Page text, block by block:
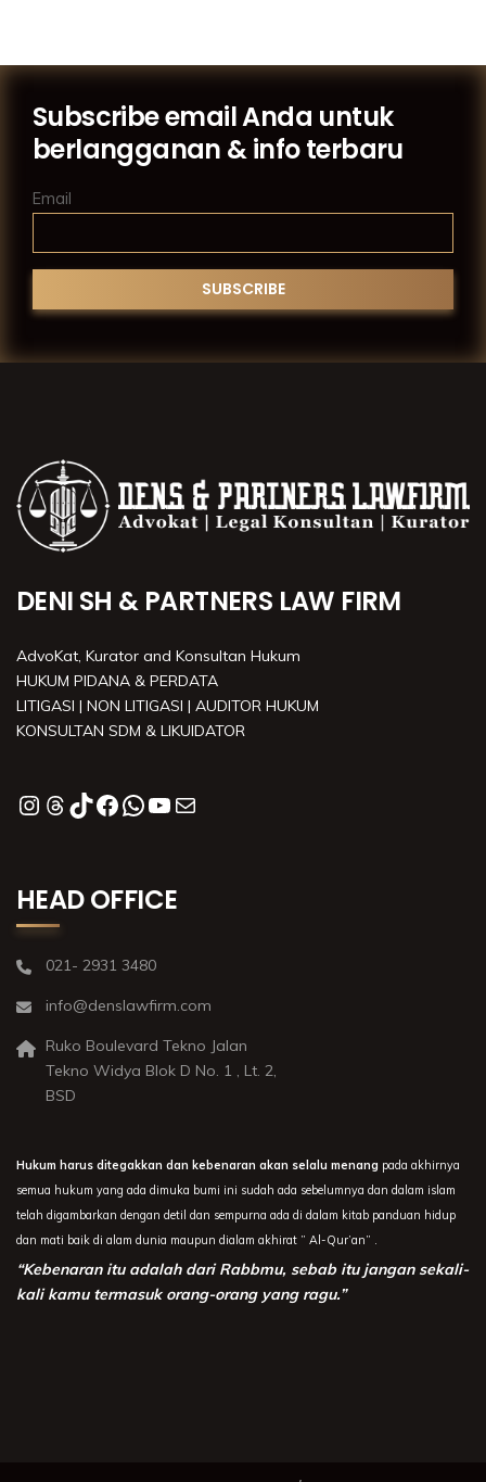
Subscribe email Anda untuk
berlangganan & info terbaru
Email
DENI SH & PARTNERS LAW FIRM
AdvoKat, Kurator and Konsultan Hukum
HUKUM PIDANA & PERDATA
LITIGASI | NON LITIGASI | AUDITOR HUKUM
KONSULTAN SDM & LIKUIDATOR
HEAD OFFICE
021- 2931 3480
info@denslawfirm.com
Ruko Boulevard Tekno Jalan
Tekno Widya Blok D No. 1 , Lt. 2,
BSD
Hukum harus ditegakkan dan kebenaran akan selalu menang pada akhirnya
semua hukum yang ada dimuka bumi ini sudah ada sebelumnya dan dalam islam
telah digambarkan dengan detil dan sempurna ada di dalam kitab panduan hidup
dan mati baik di alam dunia maupun dialam akhirat ” Al-Qur’an” .
“Kebenaran itu adalah dari Rabbmu, sebab itu jangan sekali-
kali kamu termasuk orang-orang yang ragu.”